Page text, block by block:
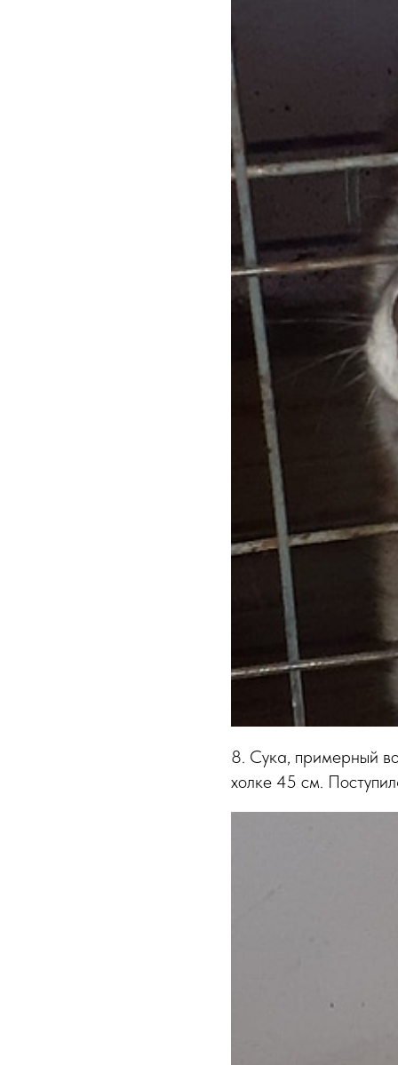
8. Сука, примерный
холке 45 см.